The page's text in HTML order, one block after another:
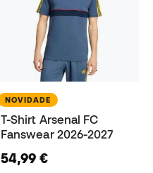
NOVIDADE
T-Shirt Arsenal FC
Fanswear 2026-2027
54,99 €